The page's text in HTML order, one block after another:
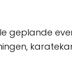
geplande